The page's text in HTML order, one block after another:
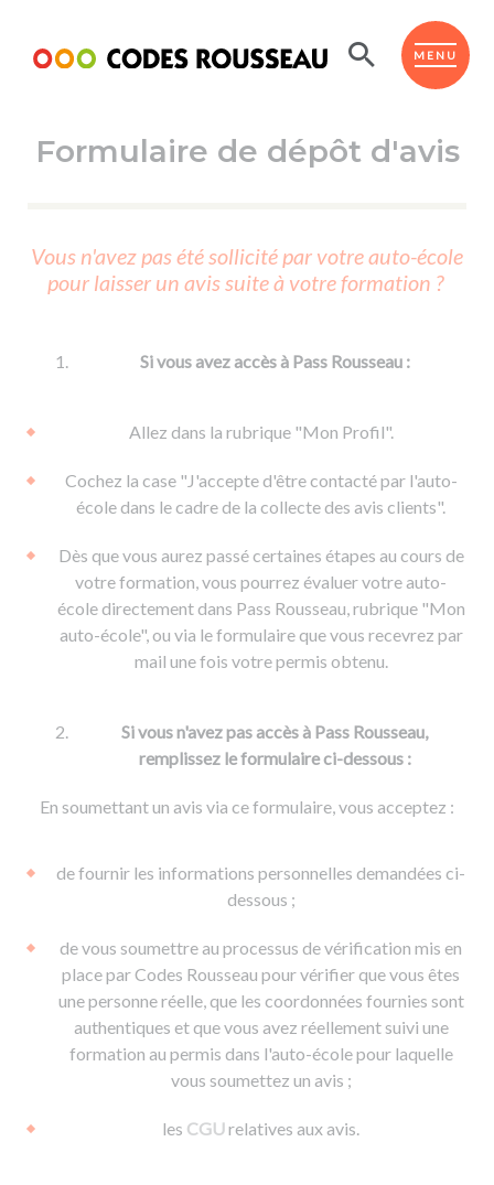
MENU
ESPACE ÉLÈVE
Code de la route
Passer l'ASSR
Réviser le code
Passer l'ETM
Permis voiture
Permis remorque
Permis & handicap
d'apprentissage
De la conduite en voiture
De la conduite à moto
Voir tous les supports
Formations pro.
Permis poids lourd
Formation FCO
Formation CACES
Devenir enseignant de la conduite
Ressources
Formulaire de dépôt d'avis
Vous n'avez pas été sollicité par votre auto-école
pour laisser un avis suite à votre formation ?
Si vous avez accès à Pass Rousseau :
Allez dans la rubrique "Mon Profil".
Cochez la case "J'accepte d'être contacté par l'auto-
école dans le cadre de la collecte des avis clients".
Dès que vous aurez passé certaines étapes au cours de
votre formation, vous pourrez évaluer votre auto-
école directement dans Pass Rousseau, rubrique "Mon
auto-école", ou via le formulaire que vous recevrez par
mail une fois votre permis obtenu.
Si vous n'avez pas accès à Pass Rousseau,
remplissez le formulaire ci-dessous :
En soumettant un avis via ce formulaire, vous acceptez :
de fournir les informations personnelles demandées ci-
dessous ;
de vous soumettre au processus de vérification mis en
place par Codes Rousseau pour vérifier que vous êtes
une personne réelle, que les coordonnées fournies sont
authentiques et que vous avez réellement suivi une
formation au permis dans l'auto-école pour laquelle
vous soumettez un avis ;
les CGUrelatives aux avis.